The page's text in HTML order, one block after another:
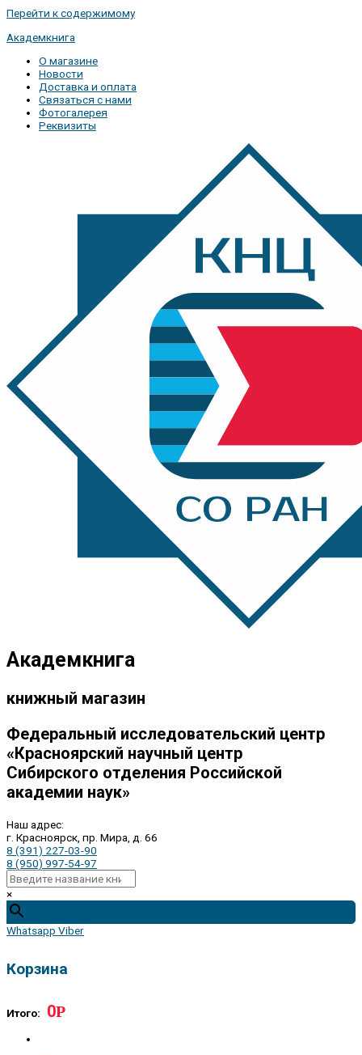
Перейти к содержимому
Академкнига
О магазине
Новости
Доставка и оплата
Связаться с нами
Фотогалерея
Реквизиты
Академкнига
книжный магазин
Федеральный исследовательский центр
«Красноярский научный центр
Сибирского отделения Российской
академии наук»
Наш адрес:
г. Красноярск, пр. Мира, д. 66
8 (391) 227-03-90
8 (950) 997-54-97
×
Whatsapp Viber
Корзина
Итого: 0Р